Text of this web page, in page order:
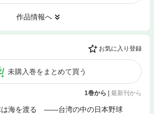
作品情報へ
お気に入り登録
未購入巻をまとめて買う
1巻から | 最新刊から
は海を渡る ――台湾の中の日本野球